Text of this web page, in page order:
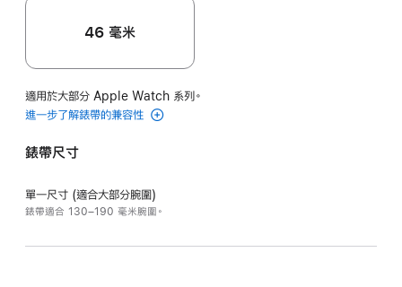
46 毫米
適用於大部分 Apple Watch 系列。
進一步了解錶帶的兼容性
錶帶尺寸
單一尺寸 (適合大部分腕圍)
錶帶適合 130–190 毫米腕圍。